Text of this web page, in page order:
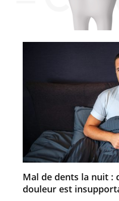
Mal de dents la nuit :
douleur est